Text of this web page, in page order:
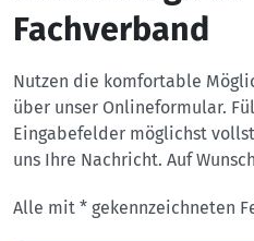
Fachverband
Nutzen die komfortable
über unser Onlineformular.
Eingabefelder möglichst
uns Ihre Nachricht. Auf
Alle mit * gekennzeichneten